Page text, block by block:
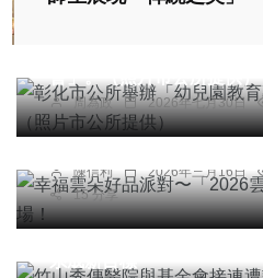
周為政 2026年七月30日
綜合新聞 文教
幸福雲朵好品派對〜「
陳信利 2026年三月16日
15 分享
社會 文教
竹山秀傳醫院與基金會接